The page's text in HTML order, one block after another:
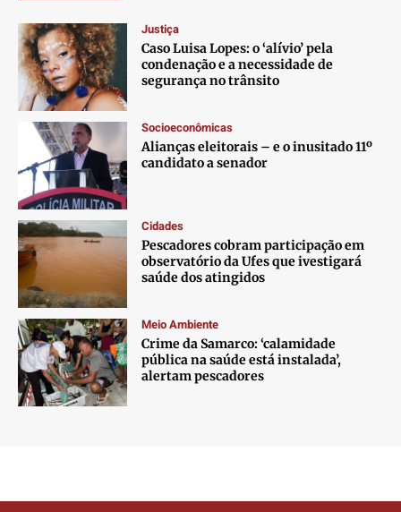
Justiça
Caso Luisa Lopes: o ‘alívio’ pela
condenação e a necessidade de
segurança no trânsito
Socioeconômicas
Alianças eleitorais – e o inusitado 11º
candidato a senador
Cidades
Pescadores cobram participação em
observatório da Ufes que ivestigará
saúde dos atingidos
Meio Ambiente
Crime da Samarco: ‘calamidade
pública na saúde está instalada’,
alertam pescadores